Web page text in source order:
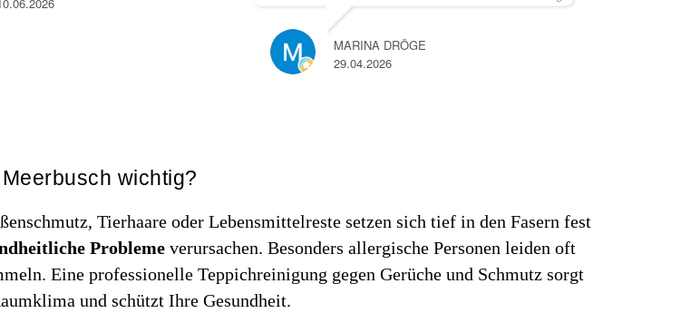
MARINA DRÖGE
29.04.2026
wichtig?
Tierhaare oder Lebensmittelreste setzen sich tief in den Fasern fest
Probleme verursachen. Besonders allergische Personen leiden oft
Eine professionelle Teppichreinigung gegen Gerüche und Schmutz sorgt
und schützt Ihre Gesundheit.